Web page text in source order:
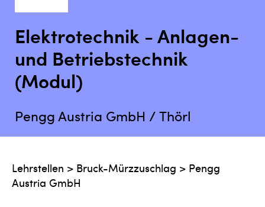
Elektrotechnik - Anlagen-
und Betriebstechnik
(Modul)
Pengg Austria GmbH / Thörl
Lehrstellen > Bruck-Mürzzuschlag > Pengg
Austria GmbH